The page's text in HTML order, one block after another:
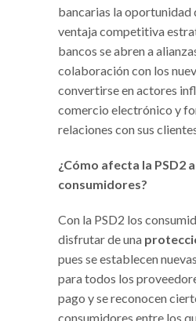
bancarias la oportunidad
ventaja competitiva
bancos se abren a
colaboración con los
convertirse en actores
comercio electrónico y
relaciones con sus
¿Cómo afecta la PSD2
consumidores?
Con la PSD2 los
disfrutar de una
pues se establecen
para todos los
pago y se reconocen
consumidores entre los